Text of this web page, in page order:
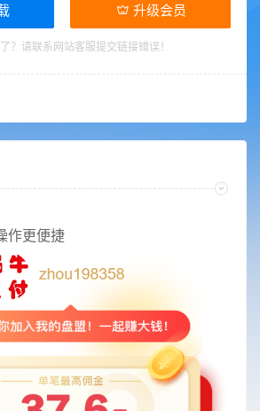
升级会员
？请联系网站客服提交链接错误！
作更便捷